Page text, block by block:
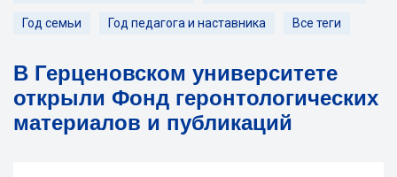
Год семьи Год педагога и наставника Все теги
В Герценовском университете
открыли Фонд геронтологических
материалов и публикаций